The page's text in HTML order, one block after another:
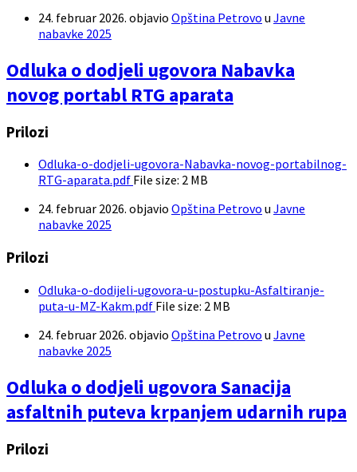
24. februar 2026. objavio Opština Petrovo u Javne
nabavke 2025
Odluka o dodjeli ugovora Nabavka
novog portabl RTG aparata
Prilozi
Odluka-o-dodjeli-ugovora-Nabavka-novog-portabilnog-
RTG-aparata.pdf File size: 2 MB
24. februar 2026. objavio Opština Petrovo u Javne
nabavke 2025
Prilozi
Odluka-o-dodijeli-ugovora-u-postupku-Asfaltiranje-
puta-u-MZ-Kakm.pdf File size: 2 MB
24. februar 2026. objavio Opština Petrovo u Javne
nabavke 2025
Odluka o dodjeli ugovora Sanacija
asfaltnih puteva krpanjem udarnih rupa
Prilozi